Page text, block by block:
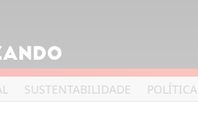
SUSTENTABILIDADE POLÍTICA